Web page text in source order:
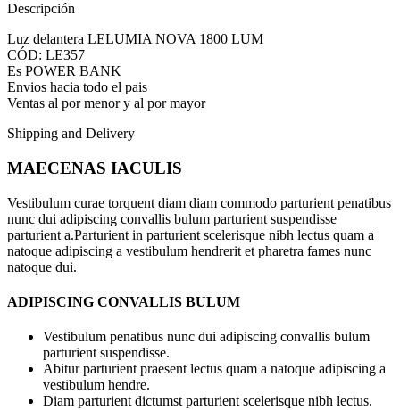
Descripción
Luz delantera LELUMIA NOVA 1800 LUM
CÓD: LE357
Es POWER BANK
Envios hacia todo el pais
Ventas al por menor y al por mayor
Shipping and Delivery
MAECENAS IACULIS
Vestibulum curae torquent diam diam commodo parturient penatibus
nunc dui adipiscing convallis bulum parturient suspendisse
parturient a.Parturient in parturient scelerisque nibh lectus quam a
natoque adipiscing a vestibulum hendrerit et pharetra fames nunc
natoque dui.
ADIPISCING CONVALLIS BULUM
Vestibulum penatibus nunc dui adipiscing convallis bulum
parturient suspendisse.
Abitur parturient praesent lectus quam a natoque adipiscing a
vestibulum hendre.
Diam parturient dictumst parturient scelerisque nibh lectus.